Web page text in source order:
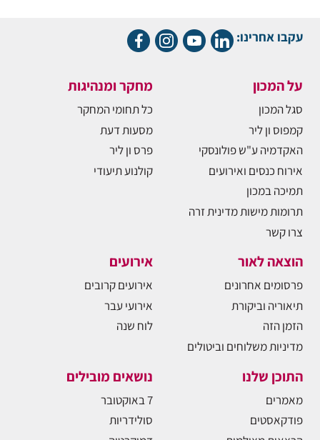
עקבו אחרינו:
על המכון
סגל המכון
קמפוס ון ליר
האקדמיה ע"ש פולונסקי
אירוח כנסים ואירועים
תמיכה במכון
תרומות מישות מדינית זרה
צרו קשר
מחקר ומנהיגות
כל תחומי המחקר
מסעות דעת
פרס ון ליר
קולנוע תיעודי
הוצאה לאור
פרסומים אחרונים
תיאוריה וביקורת
הזמן הזה
מדיניות משלוחים וביטולים
אירועים
אירועים קרובים
אירועי עבר
לוח שנה
התוכן שלנו
מאמרים
פודקאסטים
נושאים מובילים
7 באוקטובר
סולידריות